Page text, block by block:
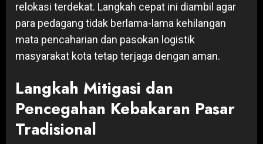
relokasi terdekat. Langkah cepat ini diambil agar
para pedagang tidak berlama-lama kehilangan
mata pencaharian dan pasokan logistik
masyarakat kota tetap terjaga dengan aman.
Langkah Mitigasi dan
Pencegahan Kebakaran Pasar
Tradisional